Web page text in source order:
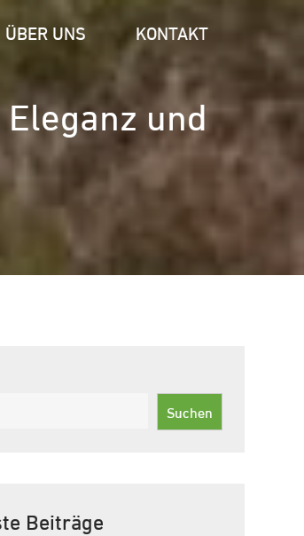
ÜBER UNS KONTAKT
und
Suchen
Beiträge